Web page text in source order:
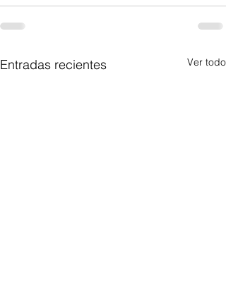
Entradas recientes Ver todo